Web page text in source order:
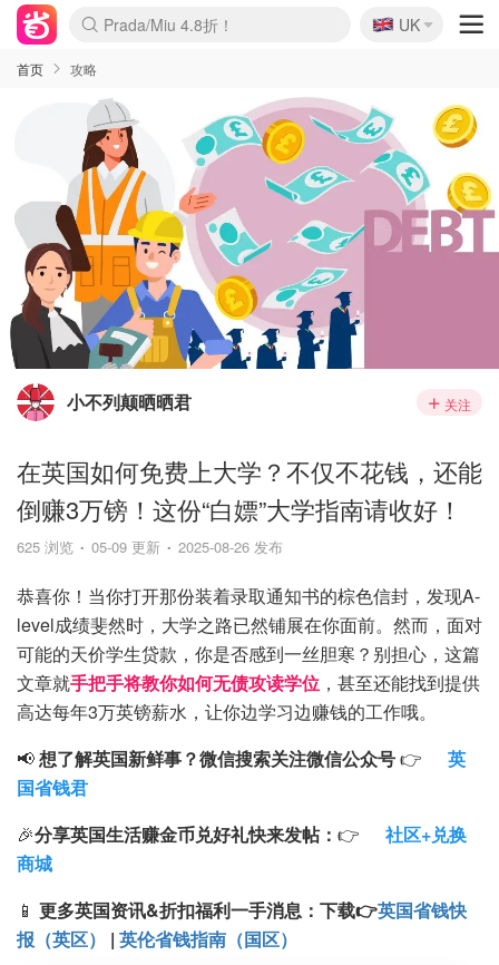
Prada/Miu 4.8折！
🇬🇧
UK
首页 攻略
小不列颠晒晒君 关注
在英国如何免费上大学？不仅不花钱，还能
倒赚3万镑！这份“白嫖”大学指南请收好！
625 浏览 05-09 更新 2025-08-26 发布
恭喜你！当你打开那份装着录取通知书的棕色信封，发现A-
level成绩斐然时，大学之路已然铺展在你面前。然而，面对
可能的天价学生贷款，你是否感到一丝胆寒？别担心，这篇
文章就手把手将教你如何无债攻读学位 ，甚至还能找到提供
高达每年3万英镑薪水，让你边学习边赚钱的工作哦。
📢想了解英国新鲜事？微信搜索关注微信公众号👉
英
国省钱君
🎉分享英国生活赚金币兑好礼快来发帖： 👉
社区+兑换
商城
📱 更多英国资讯&折扣福利一手消息： 下载👉英国省钱快
报（英区）
| 英伦省钱指南（国区）